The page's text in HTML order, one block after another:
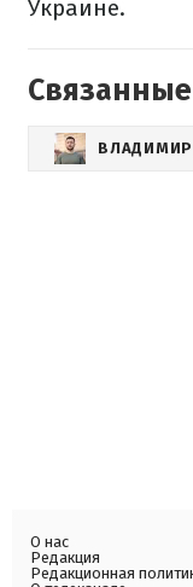
Украине.
ВЛАДИМИР
О нас
Редакция
Редакционная